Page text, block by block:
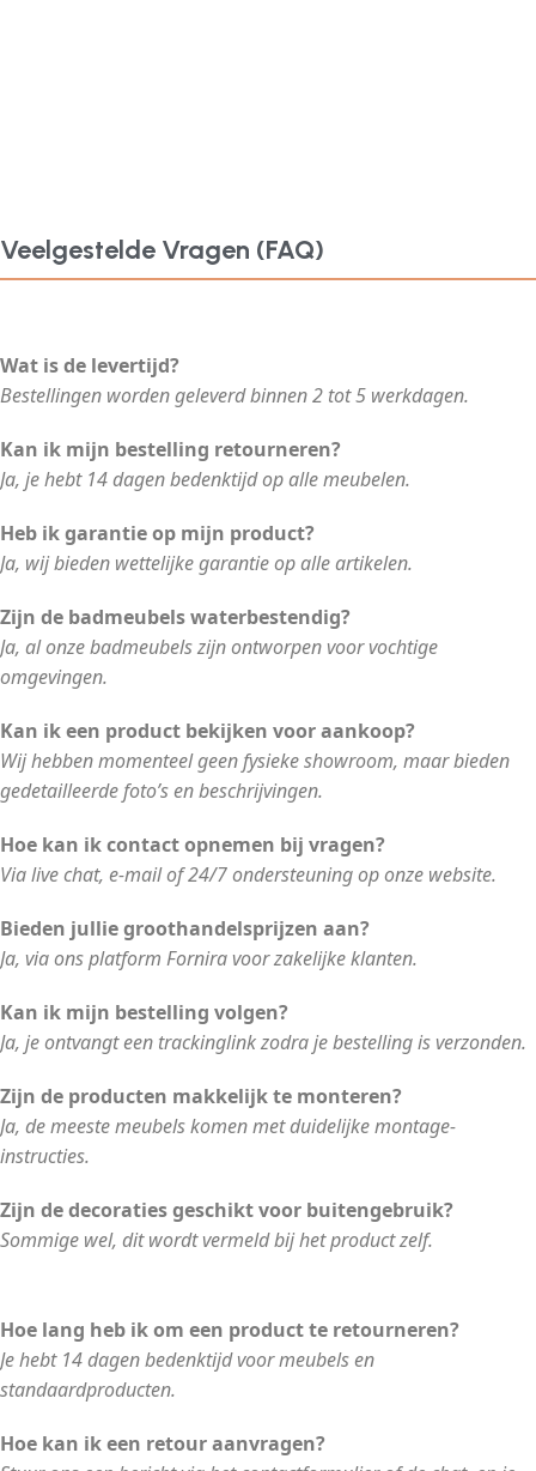
Veelgestelde Vragen (FAQ)
Wat is de levertijd?
Bestellingen worden geleverd binnen 2 tot 5 werkdagen.
Kan ik mijn bestelling retourneren?
Ja, je hebt 14 dagen bedenktijd op alle meubelen.
Heb ik garantie op mijn product?
Ja, wij bieden wettelijke garantie op alle artikelen.
Zijn de badmeubels waterbestendig?
Ja, al onze badmeubels zijn ontworpen voor vochtige
omgevingen.
Kan ik een product bekijken voor aankoop?
Wij hebben momenteel geen fysieke showroom, maar bieden
gedetailleerde foto’s en beschrijvingen.
Hoe kan ik contact opnemen bij vragen?
Via live chat, e-mail of 24/7 ondersteuning op onze website.
Bieden jullie groothandelsprijzen aan?
Ja, via ons platform Fornira voor zakelijke klanten.
Kan ik mijn bestelling volgen?
Ja, je ontvangt een trackinglink zodra je bestelling is verzonden.
Zijn de producten makkelijk te monteren?
Ja, de meeste meubels komen met duidelijke montage-
instructies.
Zijn de decoraties geschikt voor buitengebruik?
Sommige wel, dit wordt vermeld bij het product zelf.
Hoe lang heb ik om een product te retourneren?
Je hebt 14 dagen bedenktijd voor meubels en
standaardproducten.
Hoe kan ik een retour aanvragen?